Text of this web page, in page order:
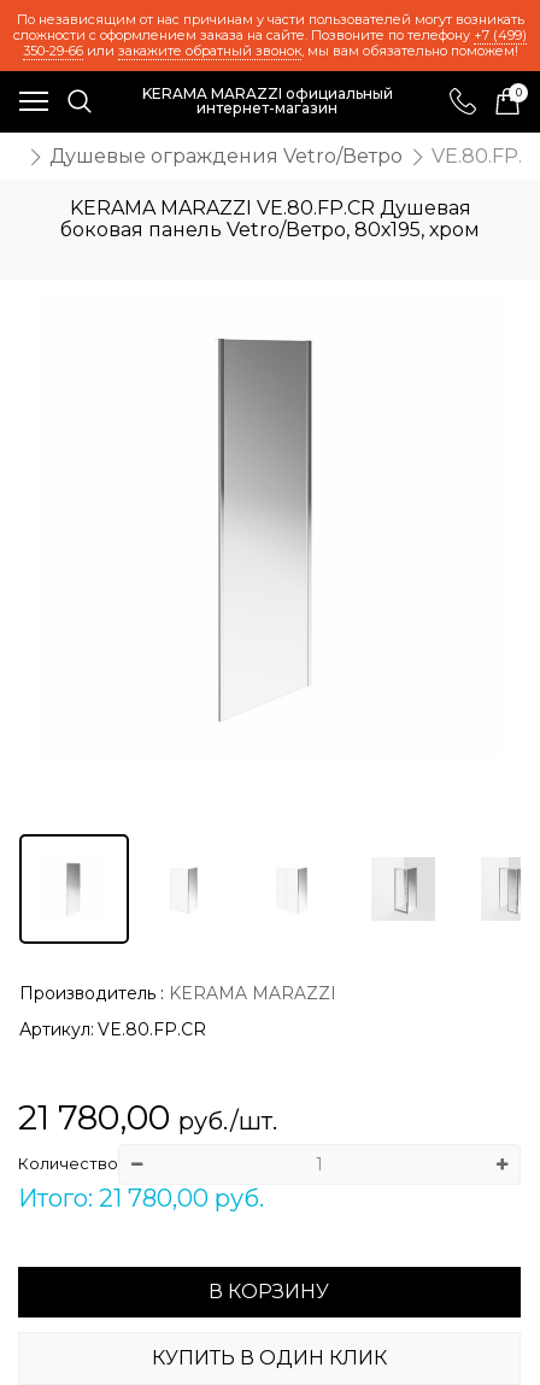
По независящим от нас причинам у части пользователей могут возникать
сложности с оформлением заказа на сайте. Позвоните по телефону +7 (499)
350-29-66или закажите обратный звонок, мы вам обязательно поможем!
KERAMA MARAZZI официальный
интернет-магазин
0
Душевые ограждения Vetro/Ветро
KERAMA MARAZZI VE.80.FP.CR Душевая
боковая панель Vetro/Ветро, 80х195, хром
Производитель : KERAMA MARAZZI
Артикул: VE.80.FP.CR
21 780,00 руб./шт.
Количество
Итого: 21 780,00 руб.
В КОРЗИНУ
КУПИТЬ В ОДИН КЛИК